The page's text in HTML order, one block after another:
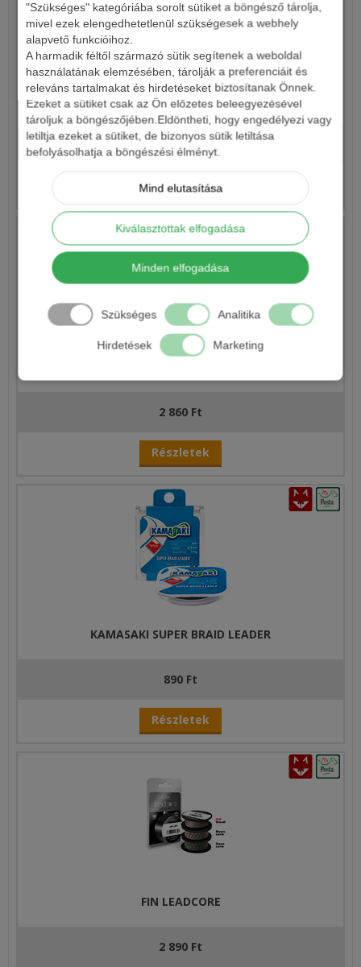
"Szükséges" kategóriába sorolt sütiket a böngésző tárolja,
mivel ezek elengedhetetlenül szükségesek a webhely
alapvető funkcióihoz.
A harmadik féltől származó sütik segítenek a weboldal
használatának elemzésében, tárolják a preferenciáit és
releváns tartalmakat és hirdetéseket biztosítanak Önnek.
Ezeket a sütiket csak az Ön előzetes beleegyezésével
tároljuk a böngészőjében.Eldöntheti, hogy engedélyezi vagy
letiltja ezeket a sütiket, de bizonyos sütik letiltása
befolyásolhatja a böngészési élményt.
Mind elutasítása
Kiválasztottak elfogadása
Minden elfogadása
Szükséges Analitika
Hirdetések Marketing
CRALUSSO XTREME FONOTT ELŐKE 15M
3 300 Ft
Részletek
2 860 Ft
Részletek
KAMASAKI SUPER BRAID LEADER
890 Ft
Részletek
FIN LEADCORE
2 890 Ft